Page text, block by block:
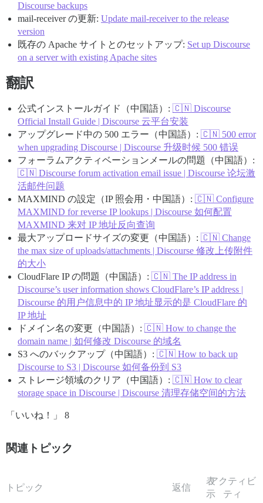
Discourse backups
mail-receiver の更新: Update mail-receiver to the release
version
既存の Apache サイトとのセットアップ: Set up Discourse
on a server with existing Apache sites
翻訳
公式インストールガイド（中国語）: 🇨🇳 Discourse
Official Install Guide | Discourse 云平台安装
アップグレード中の 500 エラー（中国語）: 🇨🇳 500 error
when upgrading Discourse | Discourse 升级时候 500 错误
フォーラムアクティベーションメールの問題（中国語）:
🇨🇳 Discourse forum activation email issue | Discourse 论坛激
活邮件问题
MAXMIND の設定（IP 照会用・中国語）: 🇨🇳 Configure
MAXMIND for reverse IP lookups | Discourse 如何配置
MAXMIND 来对 IP 地址反向查询
最大アップロードサイズの変更（中国語）: 🇨🇳 Change
the max size of uploads/attachments | Discourse 修改上传附件
的大小
CloudFlare IP の問題（中国語）: 🇨🇳 The IP address in
Discourse’s user information shows CloudFlare’s IP address |
Discourse 的用户信息中的 IP 地址显示的是 CloudFlare 的
IP 地址
ドメイン名の変更（中国語）: 🇨🇳 How to change the
domain name | 如何修改 Discourse 的域名
S3 へのバックアップ（中国語）: 🇨🇳 How to back up
Discourse to S3 | Discourse 如何备份到 S3
ストレージ領域のクリア（中国語）: 🇨🇳 How to clear
storage space in Discourse | Discourse 清理存储空间的方法
「いいね！」 8
関連トピック
トピック 返信
表
示
アクティビ
ティ